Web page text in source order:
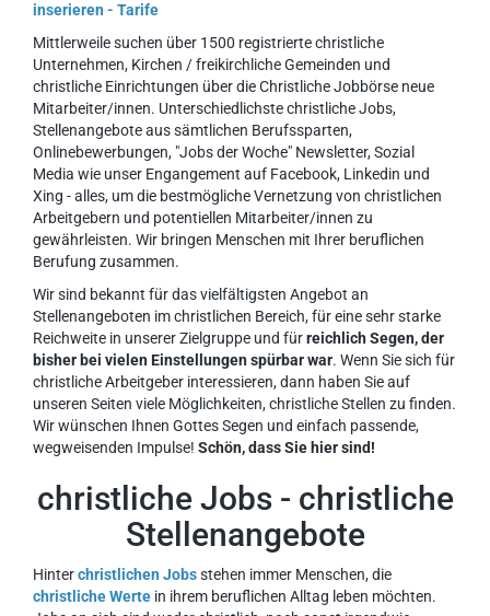
inserieren - Tarife
Mittlerweile suchen über 1500 registrierte christliche
Unternehmen, Kirchen / freikirchliche Gemeinden und
christliche Einrichtungen über die Christliche Jobbörse neue
Mitarbeiter/innen. Unterschiedlichste christliche Jobs,
Stellenangebote aus sämtlichen Berufssparten,
Onlinebewerbungen, "Jobs der Woche" Newsletter, Sozial
Media wie unser Engangement auf Facebook, Linkedin und
Xing - alles, um die bestmögliche Vernetzung von christlichen
Arbeitgebern und potentiellen Mitarbeiter/innen zu
gewährleisten. Wir bringen Menschen mit Ihrer beruflichen
Berufung zusammen.
Wir sind bekannt für das vielfältigsten Angebot an
Stellenangeboten im christlichen Bereich, für eine sehr starke
Reichweite in unserer Zielgruppe und fürreichlich Segen, der
bisher bei vielen Einstellungen spürbar war. Wenn Sie sich für
christliche Arbeitgeber interessieren, dann haben Sie auf
unseren Seiten viele Möglichkeiten, christliche Stellen zu finden.
Wir wünschen Ihnen Gottes Segen und einfach passende,
wegweisenden Impulse! Schön, dass Sie hier sind!
christliche Jobs - christliche
Stellenangebote
Hinterchristlichen Jobsstehen immer Menschen, die
christliche Werte in ihrem beruflichen Alltag leben möchten.